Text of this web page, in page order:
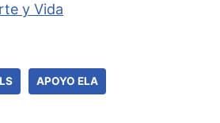
y Vida
APOYO ELA